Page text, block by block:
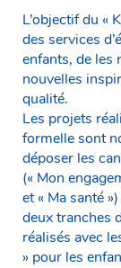
L’objectif du «
des services
enfants, de les
nouvelles
qualité.
Les projets
formelle sont
déposer les
(« Mon
et « Ma santé
deux tranches
réalisés avec
» pour les